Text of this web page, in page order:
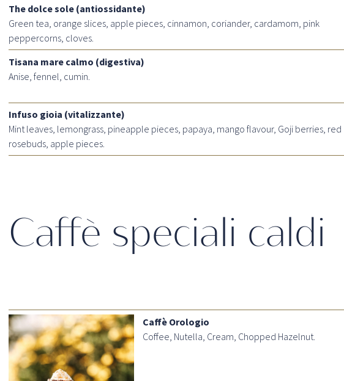
The dolce sole (antiossidante)
Green tea, orange slices, apple pieces, cinnamon, coriander, cardamom, pink
peppercorns, cloves.
Tisana mare calmo (digestiva)
Anise, fennel, cumin.
Infuso gioia (vitalizzante)
Mint leaves, lemongrass, pineapple pieces, papaya, mango flavour, Goji berries, red
rosebuds, apple pieces.
Caffè speciali caldi
Caffè Orologio
Coffee, Nutella, Cream, Chopped Hazelnut.